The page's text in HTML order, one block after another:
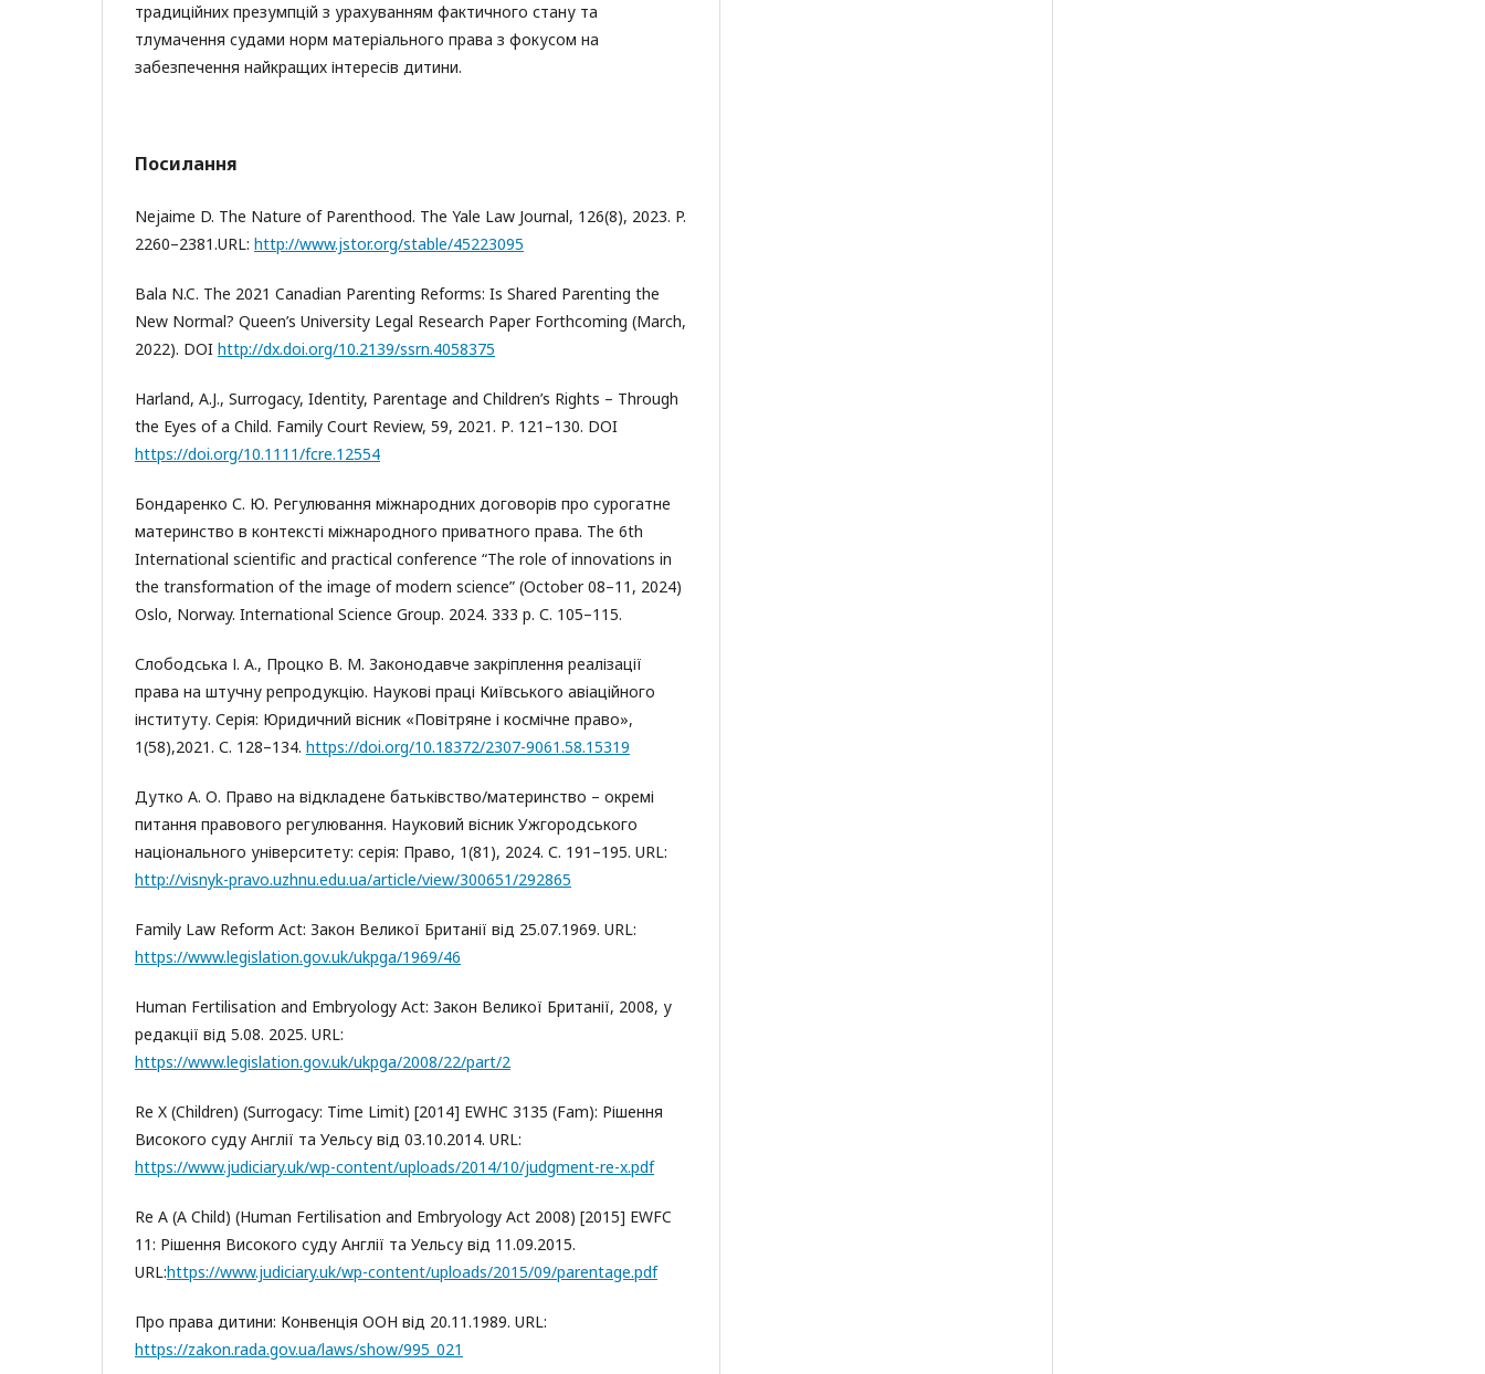
традиційних презумпцій з урахуванням фактичного стану та
тлумачення судами норм матеріального права з фокусом на
забезпечення найкращих інтересів дитини.
Посилання
Nejaime D. The Nature of Parenthood. The Yale Law Journal, 126(8), 2023. P.
2260–2381.URL: http://www.jstor.org/stable/45223095
Bala N.C. The 2021 Canadian Parenting Reforms: Is Shared Parenting the
New Normal? Queen’s University Legal Research Paper Forthcoming (March,
2022). DOI http://dx.doi.org/10.2139/ssrn.4058375
Harland, А.J., Surrogacy, Identity, Parentage and Children’s Rights – Through
the Eyes of a Child. Family Court Review, 59, 2021. Р. 121–130. DOI
https://doi.org/10.1111/fcre.12554
Бондаренко С. Ю. Регулювання міжнародних договорів про сурогатне
материнство в контексті міжнародного приватного права. The 6th
International scientific and practical conference “The role of innovations in
the transformation of the image of modern science” (October 08–11, 2024)
Oslo, Norway. International Science Group. 2024. 333 p. С. 105–115.
Слободська І. А., Процко В. М. Законодавче закріплення реалізації
права на штучну репродукцію. Наукові праці Київського авіаційного
інституту. Серія: Юридичний вісник «Повітряне і космічне право»,
1(58),2021. С. 128–134. https://doi.org/10.18372/2307-9061.58.15319
Дутко А. О. Право на відкладене батьківство/материнство – окремі
питання правового регулювання. Науковий вісник Ужгородського
національного університету: серія: Право, 1(81), 2024. С. 191–195. URL:
http://visnyk-pravo.uzhnu.edu.ua/article/view/300651/292865
Family Law Reform Act: Закон Великої Британії від 25.07.1969. URL:
https://www.legislation.gov.uk/ukpga/1969/46
Human Fertilisation and Embryology Act: Закон Великої Британії, 2008, у
редакції від 5.08. 2025. URL:
https://www.legislation.gov.uk/ukpga/2008/22/part/2
Re X (Children) (Surrogacy: Time Limit) [2014] EWHC 3135 (Fam): Рішення
Високого суду Англії та Уельсу від 03.10.2014. URL:
https://www.judiciary.uk/wp-content/uploads/2014/10/judgment-re-x.pdf
Re A (A Child) (Human Fertilisation and Embryology Act 2008) [2015] EWFC
11: Рішення Високого суду Англії та Уельсу від 11.09.2015.
URL:https://www.judiciary.uk/wp-content/uploads/2015/09/parentage.pdf
Про права дитини: Конвенція ООН від 20.11.1989. URL:
https://zakon.rada.gov.ua/laws/show/995_021